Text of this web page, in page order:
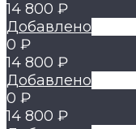
14 800 ₽
Добавлено
0 ₽
14 800 ₽
Добавлено
0 ₽
14 800 ₽